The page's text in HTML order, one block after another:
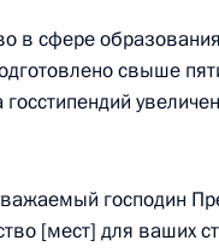
совета Ливии
в сфере
свыше
господин
[мест] для ваших